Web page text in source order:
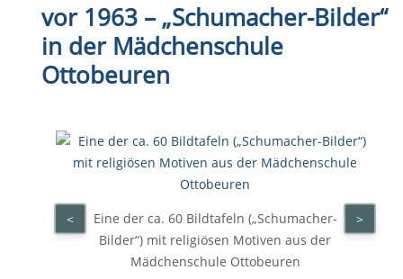
vor 1963 – „Schumacher-Bilder“
in der Mädchenschule
Ottobeuren
Eine der ca. 60 Bildtafeln („Schumacher-
Bilder“) mit religiösen Motiven aus der
Mädchenschule Ottobeuren
< >